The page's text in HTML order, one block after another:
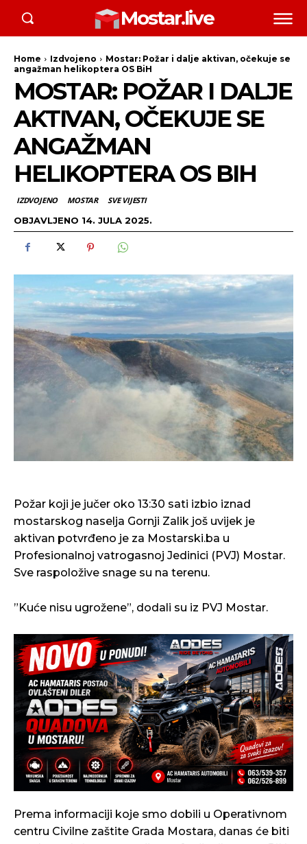
Mostar.live
Home Izdvojeno
Mostar: Požar i dalje aktivan, očekuje se
angažman helikoptera OS BiH
MOSTAR: POŽAR I DALJE
AKTIVAN, OČEKUJE SE
ANGAŽMAN
HELIKOPTERA OS BIH
IZDVOJENO MOSTAR SVE VIJESTI
OBJAVLJENO 14. JULA 2025.
Požar koji je jučer oko 13:30 sati izbio iznad
mostarskog naselja Gornji Zalik još uvijek je
aktivan potvrđeno je za Mostarski.ba u
Profesionalnoj vatrogasnoj Jedinici (PVJ) Mostar.
Sve raspoložive snage su na terenu.
”Kuće nisu ugrožene”, dodali su iz PVJ Mostar.
Prema informaciji koje smo dobili u Operativnom
centru Civilne zaštite Grada Mostara, danas će biti